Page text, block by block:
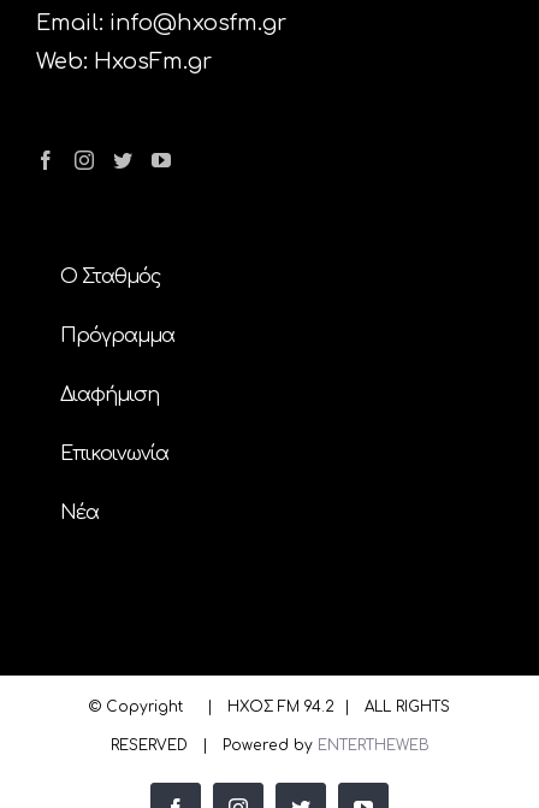
Email: info@hxosfm.gr
Web: HxosFm.gr
Ο Σταθμός
Πρόγραμμα
Διαφήμιση
Επικοινωνία
Nέα
© Copyright | ΗΧΟΣ FM 94.2 | ALL RIGHTS
RESERVED | Powered by ENTERTHEWEB